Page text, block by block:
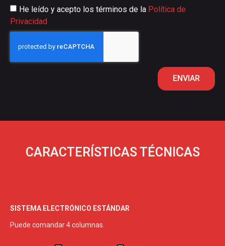
He leído y acepto los términos de la Política de
Privacidad
ENVIAR
CARACTERÍSTICAS TÉCNICAS
SISTEMA ELECTRÓNICO ESTÁNDAR
Puede comandar 4 columnas.